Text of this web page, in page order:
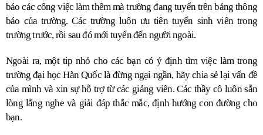
báo các công việc làm thêm mà trường đang tuyển trên bảng thông
báo của trường. Các trường luôn ưu tiên tuyển sinh viên trong
trường trước, rồi sau đó mới tuyển đến người ngoài.
Ngoài ra, một tip nhỏ cho các bạn có ý định tìm việc làm trong
trường đại học Hàn Quốc là đừng ngại ngần, hãy chia sẻ lại vấn đề
của mình và xin sự hỗ trợ từ các giảng viên. Các thầy cô luôn sẵn
lòng lắng nghe và giải đáp thắc mắc, định hướng con đường cho
bạn.